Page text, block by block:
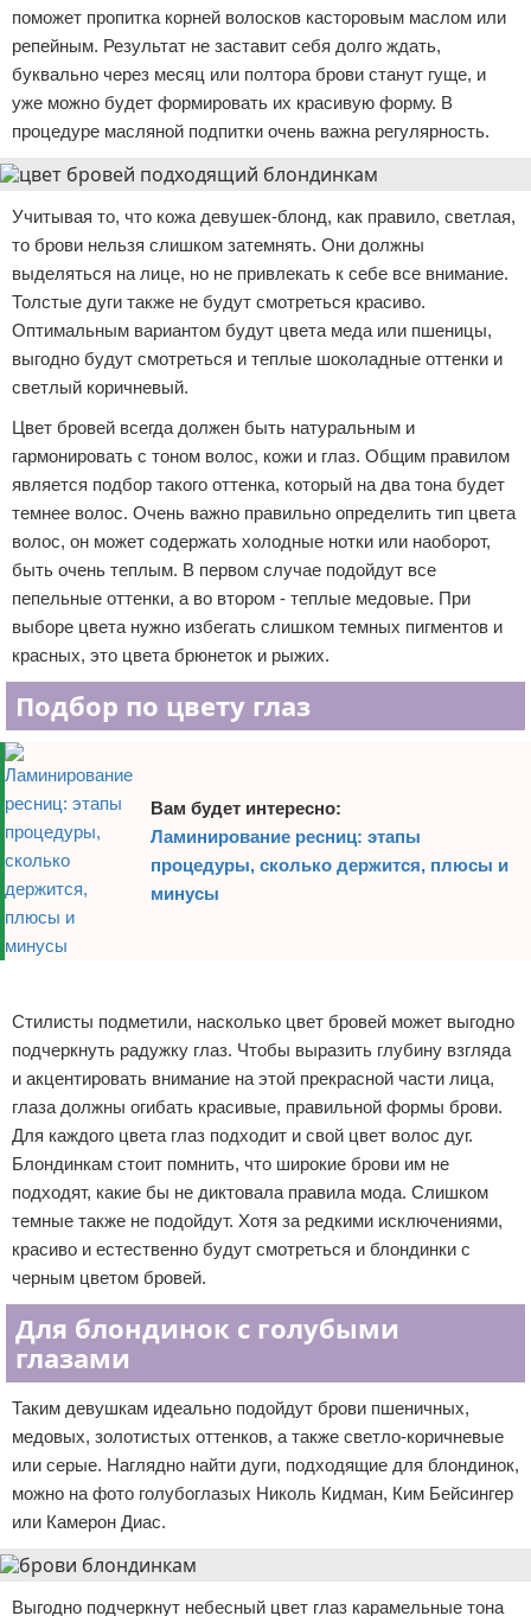
поможет пропитка корней волосков касторовым маслом или
репейным. Результат не заставит себя долго ждать,
буквально через месяц или полтора брови станут гуще, и
уже можно будет формировать их красивую форму. В
процедуре масляной подпитки очень важна регулярность.
Учитывая то, что кожа девушек-блонд, как правило, светлая,
то брови нельзя слишком затемнять. Они должны
выделяться на лице, но не привлекать к себе все внимание.
Толстые дуги также не будут смотреться красиво.
Оптимальным вариантом будут цвета меда или пшеницы,
выгодно будут смотреться и теплые шоколадные оттенки и
светлый коричневый.
Цвет бровей всегда должен быть натуральным и
гармонировать с тоном волос, кожи и глаз. Общим правилом
является подбор такого оттенка, который на два тона будет
темнее волос. Очень важно правильно определить тип цвета
волос, он может содержать холодные нотки или наоборот,
быть очень теплым. В первом случае подойдут все
пепельные оттенки, а во втором - теплые медовые. При
выборе цвета нужно избегать слишком темных пигментов и
красных, это цвета брюнеток и рыжих.
Подбор по цвету глаз
Вам будет интересно:
Ламинирование ресниц: этапы
процедуры, сколько держится, плюсы и
минусы
Стилисты подметили, насколько цвет бровей может выгодно
подчеркнуть радужку глаз. Чтобы выразить глубину взгляда
и акцентировать внимание на этой прекрасной части лица,
глаза должны огибать красивые, правильной формы брови.
Для каждого цвета глаз подходит и свой цвет волос дуг.
Блондинкам стоит помнить, что широкие брови им не
подходят, какие бы не диктовала правила мода. Слишком
темные также не подойдут. Хотя за редкими исключениями,
красиво и естественно будут смотреться и блондинки с
черным цветом бровей.
Для блондинок с голубыми
глазами
Таким девушкам идеально подойдут брови пшеничных,
медовых, золотистых оттенков, а также светло-коричневые
или серые. Наглядно найти дуги, подходящие для блондинок,
можно на фото голубоглазых Николь Кидман, Ким Бейсингер
или Камерон Диас.
Выгодно подчеркнут небесный цвет глаз карамельные тона